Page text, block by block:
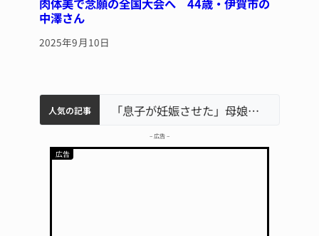
中澤さん
2025年9月10日
人気の記事
名張市水道料金47％値上げへ 答申案、審議会で大筋まとまる
中学校の陶壁モニュメント 地元建設会社がボランティアで清掃 伊賀名張市立病院のDMAT、熊本地震の被災地へ 能登以来3回目の派遣
「息子が妊娠させた」母娘だまされ400万円詐欺被害 名張 特産「白鳳梨」の出荷最盛期 直売所にぎわう 伊賀
– 広告 –